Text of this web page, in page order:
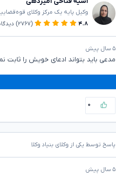
وکیل پایه یک مرکز وکلای
۴.۸
(۲۷۶۷)
۵ سال پیش
مدعی باید بتواند ادعای خویش را ثابت
۰
پاسخ توسط یکی از وکلای بنیاد وکلا
۵ سال پیش